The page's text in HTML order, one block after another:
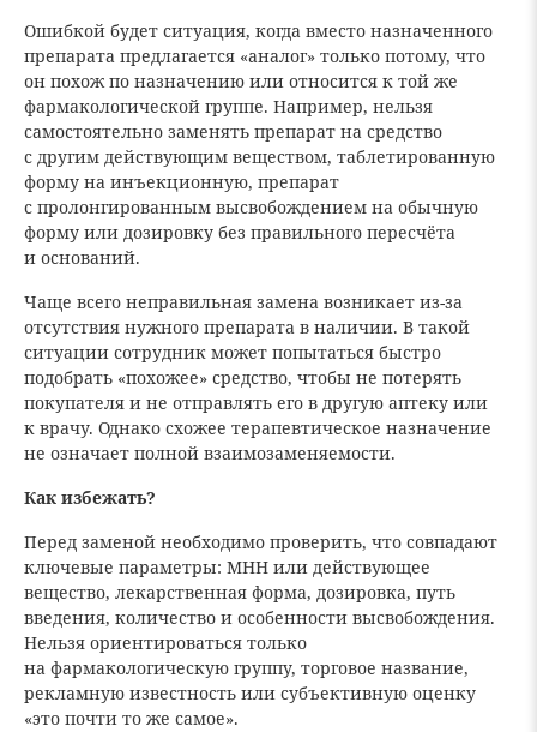
Ошибкой будет ситуация, когда вместо назначенного
препарата предлагается «аналог» только потому, что
он похож по назначению или относится к той же
фармакологической группе. Например, нельзя
самостоятельно заменять препарат на средство
с другим действующим веществом, таблетированную
форму на инъекционную, препарат
с пролонгированным высвобождением на обычную
форму или дозировку без правильного пересчёта
и оснований.
Чаще всего неправильная замена возникает из-за
отсутствия нужного препарата в наличии. В такой
ситуации сотрудник может попытаться быстро
подобрать «похожее» средство, чтобы не потерять
покупателя и не отправлять его в другую аптеку или
к врачу. Однако схожее терапевтическое назначение
не означает полной взаимозаменяемости.
Как избежать?
Перед заменой необходимо проверить, что совпадают
ключевые параметры: МНН или действующее
вещество, лекарственная форма, дозировка, путь
введения, количество и особенности высвобождения.
Нельзя ориентироваться только
на фармакологическую группу, торговое название,
рекламную известность или субъективную оценку
«это почти то же самое».